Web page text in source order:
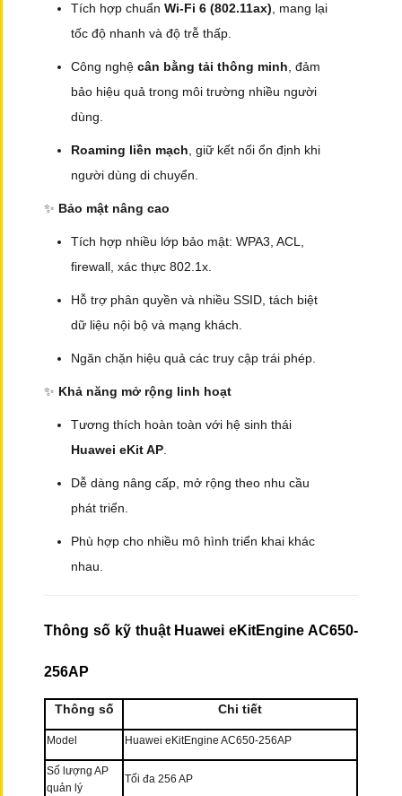
Tích hợp chuẩn Wi-Fi 6 (802.11ax) , mang lại
tốc độ nhanh và độ trễ thấp.
Công nghệ cân bằng tải thông minh , đảm
bảo hiệu quả trong môi trường nhiều người
dùng.
Roaming liền mạch , giữ kết nối ổn định khi
người dùng di chuyển.
✨ Bảo mật nâng cao
Tích hợp nhiều lớp bảo mật: WPA3, ACL,
firewall, xác thực 802.1x.
Hỗ trợ phân quyền và nhiều SSID, tách biệt
dữ liệu nội bộ và mạng khách.
Ngăn chặn hiệu quả các truy cập trái phép.
✨ Khả năng mở rộng linh hoạt
Tương thích hoàn toàn với hệ sinh thái
Huawei eKit AP
Dễ dàng nâng cấp, mở rộng theo nhu cầu
phát triển.
Phù hợp cho nhiều mô hình triển khai khác
nhau.
Thông số kỹ thuật Huawei eKitEngine AC650-
256AP
Thông số Chi tiết
Model Huawei eKitEngine AC650-256AP
Số lượng AP
quản lý
Tối đa 256 AP